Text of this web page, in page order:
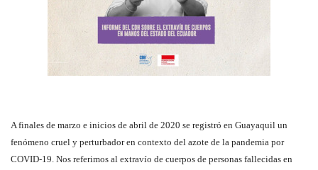
A finales de marzo e inicios de abril de 2020 se registró en Guayaquil un
fenómeno cruel y perturbador en contexto del azote de la pandemia por
COVID-19. Nos referimos al extravío de cuerpos de personas fallecidas en